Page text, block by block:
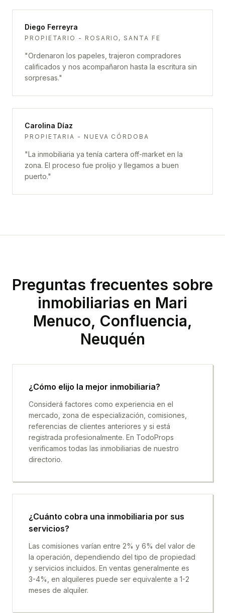
Diego Ferreyra
PROPIETARIO - ROSARIO, SANTA FE
"Ordenaron los papeles, trajeron compradores
calificados y nos acompañaron hasta la escritura sin
sorpresas."
Carolina Díaz
PROPIETARIA - NUEVA CÓRDOBA
"La inmobiliaria ya tenía cartera off-market en la
zona. El proceso fue prolijo y llegamos a buen
puerto."
Preguntas frecuentes sobre
inmobiliarias en Mari
Menuco, Confluencia,
Neuquén
¿Cómo elijo la mejor inmobiliaria?
Considerá factores como experiencia en el
mercado, zona de especialización, comisiones,
referencias de clientes anteriores y si está
registrada profesionalmente. En TodoProps
verificamos todas las inmobiliarias de nuestro
directorio.
¿Cuánto cobra una inmobiliaria por sus
servicios?
Las comisiones varían entre 2% y 6% del valor de
la operación, dependiendo del tipo de propiedad
y servicios incluidos. En ventas generalmente es
3-4%, en alquileres puede ser equivalente a 1-2
meses de alquiler.